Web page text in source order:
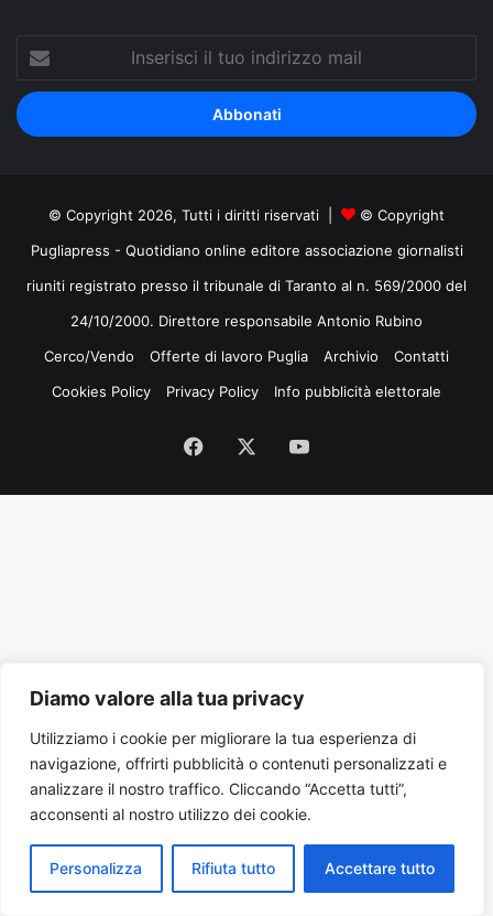
Diamo valore alla tua privacy
Utilizziamo i cookie per migliorare la tua esperienza di
navigazione, offrirti pubblicità o contenuti personalizzati e
analizzare il nostro traffico. Cliccando “Accetta tutti”,
acconsenti al nostro utilizzo dei cookie.
Personalizza Rifiuta tutto Accettare tutto
tuo
indirizzo
mail
© Copyright 2026, Tutti i diritti riservati |
© Copyright
Pugliapress - Quotidiano online editore associazione giornalisti
riuniti registrato presso il tribunale di Taranto al n. 569/2000 del
24/10/2000. Direttore responsabile Antonio Rubino
Cerco/Vendo
Offerte di lavoro Puglia Archivio
Contatti
Cookies Policy
Privacy Policy Info pubblicità elettorale
Facebook
Tube